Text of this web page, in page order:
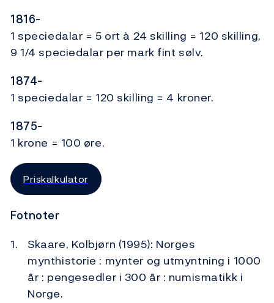
1816-
1 speciedalar = 5 ort à 24 skilling = 120 skilling,
9 1/4 speciedalar per mark fint sølv.
1874-
1 speciedalar = 120 skilling = 4 kroner.
1875-
1 krone = 100 øre.
Priskalkulator
Fotnoter
Skaare, Kolbjørn (1995): Norges
mynthistorie : mynter og utmyntning i 1000
år : pengesedler i 300 år : numismatikk i
Norge.